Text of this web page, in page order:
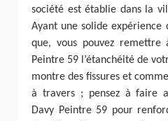
société est établie dans la
Ayant une solide expérience
que, vous pouvez remettre
Peintre 59 l’étanchéité de
montre des fissures et
à travers ; pensez à faire
Davy Peintre 59 pour